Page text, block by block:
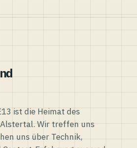
ist die Heimat des
Wir treffen uns
uns über Technik,